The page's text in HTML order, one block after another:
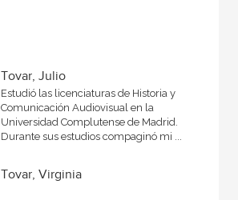
Tovar, Julio
Estudió las licenciaturas de Historia y
Comunicación Audiovisual en la
Universidad Complutense de Madrid.
Durante sus estudios compaginó mi ...
Tovar, Virginia